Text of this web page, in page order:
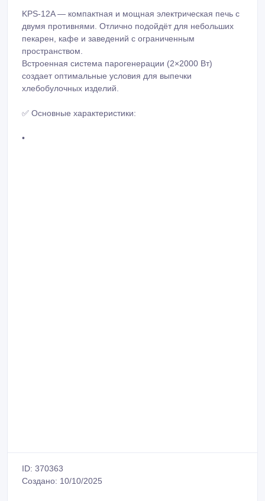
KPS-12A — компактная и мощная электрическая печь с
двумя противнями. Отлично подойдёт для небольших
пекарен, кафе и заведений с ограниченным
пространством.
Встроенная система парогенерации (2×2000 Вт)
создает оптимальные условия для выпечки
хлебобулочных изделий.
✅ Основные характеристики:
•
ID: 370363
Создано: 10/10/2025